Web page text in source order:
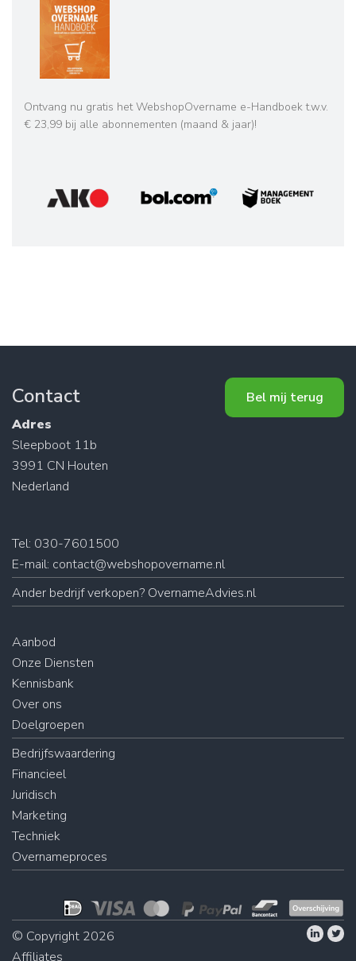
Ontvang nu gratis het WebshopOvername e-Handboek t.w.v.
€ 23,99 bij alle abonnementen (maand & jaar)!
Contact
Adres
Sleepboot 11b
3991 CN Houten
Nederland
Bel mij terug
Tel: 030-7601500
E-mail: contact@webshopovername.nl
Ander bedrijf verkopen? OvernameAdvies.nl
Aanbod
Onze Diensten
Kennisbank
Over ons
Doelgroepen
Bedrijfswaardering
Financieel
Juridisch
Marketing
Techniek
Overnameproces
© Copyright 2026
Affiliates